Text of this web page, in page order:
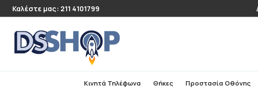
Καλέστε μας: 211 4101799
Κινητά Τηλέφωνα Θήκες Προστασία Οθόνης